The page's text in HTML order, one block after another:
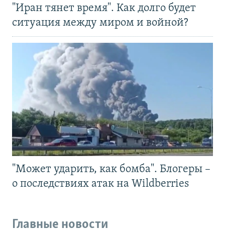
"Иран тянет время". Как долго будет
ситуация между миром и войной?
"Может ударить, как бомба". Блогеры –
о последствиях атак на Wildberries
Главные новости